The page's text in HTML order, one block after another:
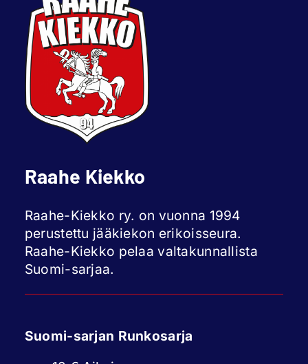
Raahe Kiekko
Raahe-Kiekko ry. on vuonna 1994
perustettu jääkiekon erikoisseura.
Raahe-Kiekko pelaa valtakunnallista
Suomi-sarjaa.
Suomi-sarjan Runkosarja